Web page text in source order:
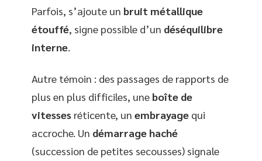
Parfois, s’ajoute un bruit métallique
étouffé, signe possible d’un déséquilibre
interne.
Autre témoin : des passages de rapports de
plus en plus difficiles, une boîte de
vitesses réticente, un embrayage qui
accroche. Un démarrage haché
(succession de petites secousses) signale